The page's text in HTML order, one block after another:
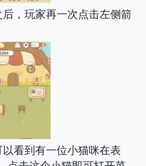
，玩家再一次点击左侧箭
看到有一位小猫咪在表